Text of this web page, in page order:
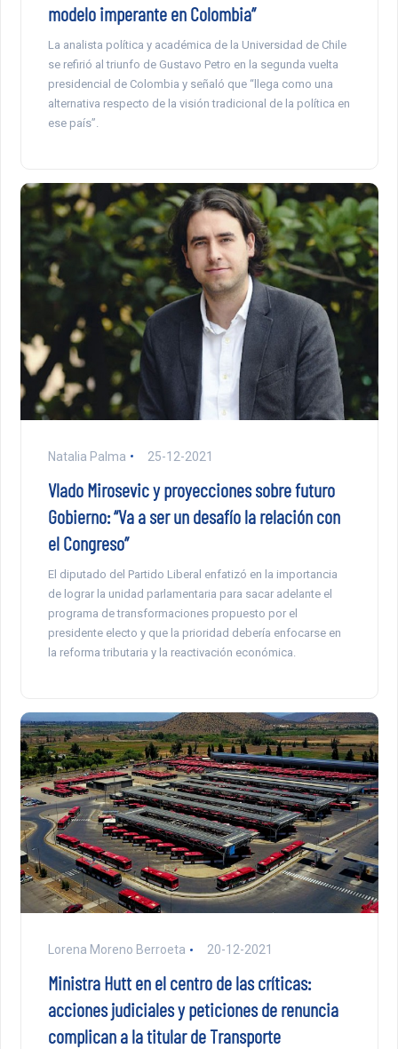
modelo imperante en Colombia”
La analista política y académica de la Universidad de Chile
se refirió al triunfo de Gustavo Petro en la segunda vuelta
presidencial de Colombia y señaló que “llega como una
alternativa respecto de la visión tradicional de la política en
ese país”.
Natalia Palma 25-12-2021
Vlado Mirosevic y proyecciones sobre futuro
Gobierno: “Va a ser un desafío la relación con
el Congreso”
El diputado del Partido Liberal enfatizó en la importancia
de lograr la unidad parlamentaria para sacar adelante el
programa de transformaciones propuesto por el
presidente electo y que la prioridad debería enfocarse en
la reforma tributaria y la reactivación económica.
Lorena Moreno Berroeta 20-12-2021
Ministra Hutt en el centro de las críticas:
acciones judiciales y peticiones de renuncia
complican a la titular de Transporte